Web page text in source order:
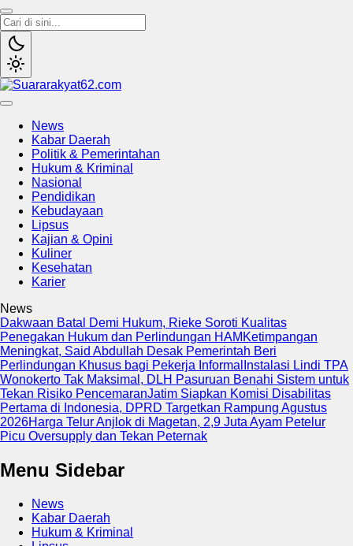
News
Kabar Daerah
Politik & Pemerintahan
Hukum & Kriminal
Nasional
Pendidikan
Kebudayaan
Lipsus
Kajian & Opini
Kuliner
Kesehatan
Karier
News
Dakwaan Batal Demi Hukum, Rieke Soroti Kualitas
Penegakan Hukum dan Perlindungan HAM Ketimpangan
Meningkat, Said Abdullah Desak Pemerintah Beri
Perlindungan Khusus bagi Pekerja Informal Instalasi Lindi TPA
Wonokerto Tak Maksimal, DLH Pasuruan Benahi Sistem untuk
Tekan Risiko PencemaranJatim Siapkan Komisi Disabilitas
Pertama di Indonesia, DPRD Targetkan Rampung Agustus
2026Harga Telur Anjlok di Magetan, 2,9 Juta Ayam Petelur
Picu Oversupply dan Tekan Peternak
Menu Sidebar
News
Kabar Daerah
Hukum & Kriminal